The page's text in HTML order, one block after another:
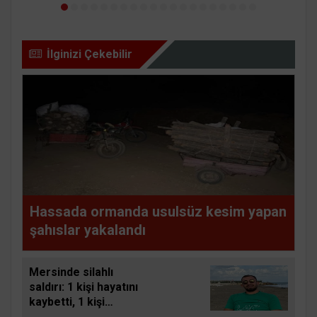
İlginizi Çekebilir
Hassada ormanda usulsüz kesim yapan
şahıslar yakalandı
Mersinde silahlı
saldırı: 1 kişi hayatını
kaybetti, 1 kişi